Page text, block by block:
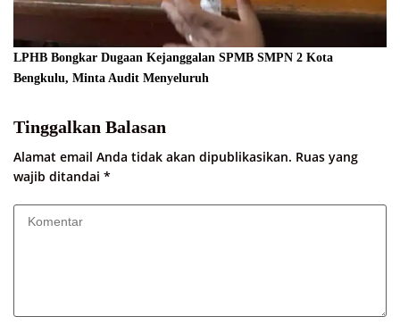
LPHB Bongkar Dugaan Kejanggalan SPMB SMPN 2 Kota
Bengkulu, Minta Audit Menyeluruh
Tinggalkan Balasan
Alamat email Anda tidak akan dipublikasikan. Ruas yang
wajib ditandai *